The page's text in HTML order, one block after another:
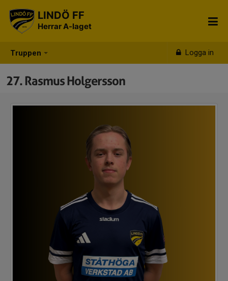
Truppen Logga in
LINDÖ FF
Herrar A-laget
27. Rasmus Holgersson